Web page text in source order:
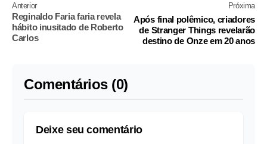
Anterior
Reginaldo Faria faria revela
hábito inusitado de Roberto
Carlos
Próxima
Após final polêmico, criadores
de Stranger Things revelarão
destino de Onze em 20 anos
Comentários (0)
Deixe seu comentário